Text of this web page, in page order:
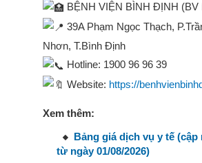
BỆNH VIỆN BÌNH ĐỊNH (BV
39A Phạm Ngọc Thạch,
Nhơn, T.Bình Định
Hotline: 1900 96 96 39
Website: https://
Xem thêm:
Bảng giá dịch vụ y tế (cập
từ ngày 01/08/2026)